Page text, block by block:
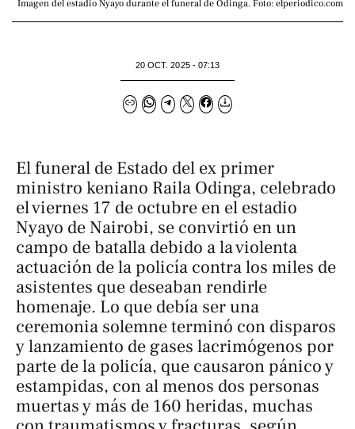
Imagen del estadio Nyayo durante el funeral de Odinga. Foto: elperiodico.com
20 OCT. 2025 - 07:13
El funeral de Estado del ex primer
ministro keniano Raila Odinga, celebrado
el viernes 17 de octubre en el estadio
Nyayo de Nairobi, se convirtió en un
campo de batalla debido a la violenta
actuación de la policía contra los miles de
asistentes que deseaban rendirle
homenaje. Lo que debía ser una
ceremonia solemne terminó con disparos
y lanzamiento de gases lacrimógenos por
parte de la policía, que causaron pánico y
estampidas, con al menos dos personas
muertas y más de 160 heridas, muchas